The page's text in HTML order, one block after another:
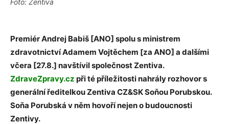
Foto: Zentiva
Premiér Andrej Babiš [ANO] spolu s ministrem
zdravotnictví Adamem Vojtěchem [za ANO] a dalšími
včera [27.8.] navštívil společnost Zentiva.
ZdraveZpravy.cz při té příležitosti nahrály rozhovor s
generální ředitelkou Zentiva CZ&SK Soňou Porubskou.
Soňa Porubská v něm hovoří nejen o budoucnosti
Zentivy.